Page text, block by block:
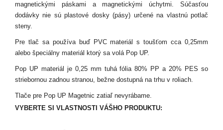
magnetickými páskami a magnetickými úchytmi. Súčasťou
dodávky nie sú plastové dosky (pásy) určené na vlastnú potlač
steny.
Pre tlač sa používa buď PVC materiál s toušťom cca 0,25mm
alebo špeciálny materiál ktorý sa volá Pop UP.
Pop UP materiál je 0,25 mm tuhá fólia 80% PP a 20% PES so
striebornou zadnou stranou, bežne dostupná na trhu v roliach.
Tlače pre Pop UP Magetnic zatiaľ nevyrábame.
VYBERTE SI VLASTNOSTI VÁŠHO PRODUKTU: